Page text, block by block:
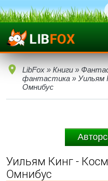
LibFox » Книги »
фантастика » Уильям
Омнибус
Уильям Кинг -
Омнибус